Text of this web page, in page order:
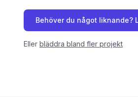
Behöver du något liknande?
Eller bläddra bland fler projekt